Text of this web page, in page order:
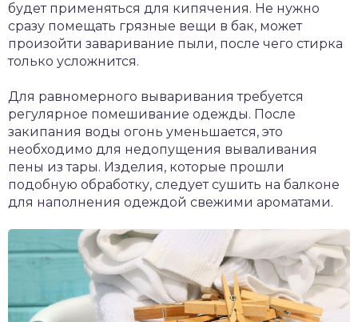
будет применяться для кипячения. Не нужно
сразу помещать грязные вещи в бак, может
произойти заваривание пыли, после чего стирка
только усложнится.
Для равномерного вываривания требуется
регулярное помешивание одежды. После
закипания воды огонь уменьшается, это
необходимо для недопущения вываливания
пены из тары. Изделия, которые прошли
подобную обработку, следует сушить на балконе
для наполнения одеждой свежими ароматами.